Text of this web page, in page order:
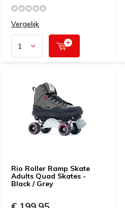
Vergelijk
Rio Roller Ramp Skate
Adults Quad Skates -
Black / Grey